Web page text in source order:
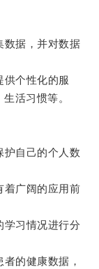
据，并对数据
个性化的服
活习惯等。
自己的个人数
广阔的应用前
习情况进行分
的健康数据，